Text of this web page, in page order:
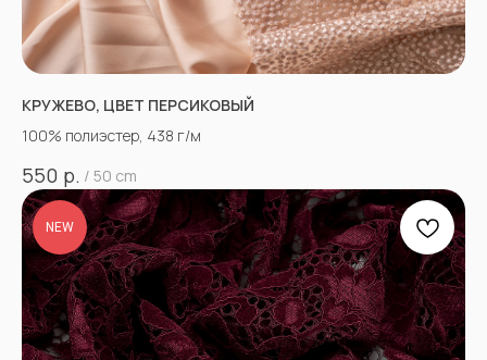
КРУЖЕВО, ЦВЕТ ПЕРСИКОВЫЙ
100% полиэстер, 438 г/м
550 р. / 50 cm
NEW